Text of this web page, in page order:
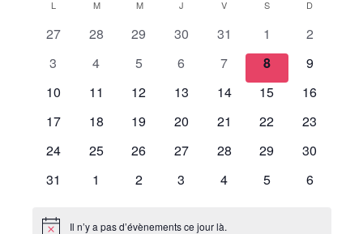
navigation
Évènements
date.
Calendrier
L MMARDI MMERCREDI
J V VENDREDI
SSAMEDI D
0
27
0
28
0
29
0
30
0
évènements
31
0
évènements
1
0
2
0
3
0
4
0
5
0
évènements
6
0
évènements
7
0
évènements
8
0
9
0
10
0
11
0
12
0
13
0
14
0
15
0
16
0
17
0
18
0
19
0
20
0
21
0
22
0
23
0
24
0
25
0
26
0
27
0
28
0
29
0
30
0
31
0
1
0
2
0
3
0
4
0
5
0
6
Il n’y a pas d’évènements ce jour là.